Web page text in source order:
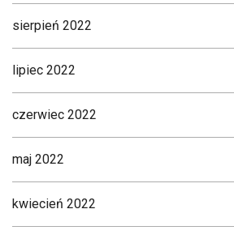
sierpień 2022
lipiec 2022
czerwiec 2022
maj 2022
kwiecień 2022